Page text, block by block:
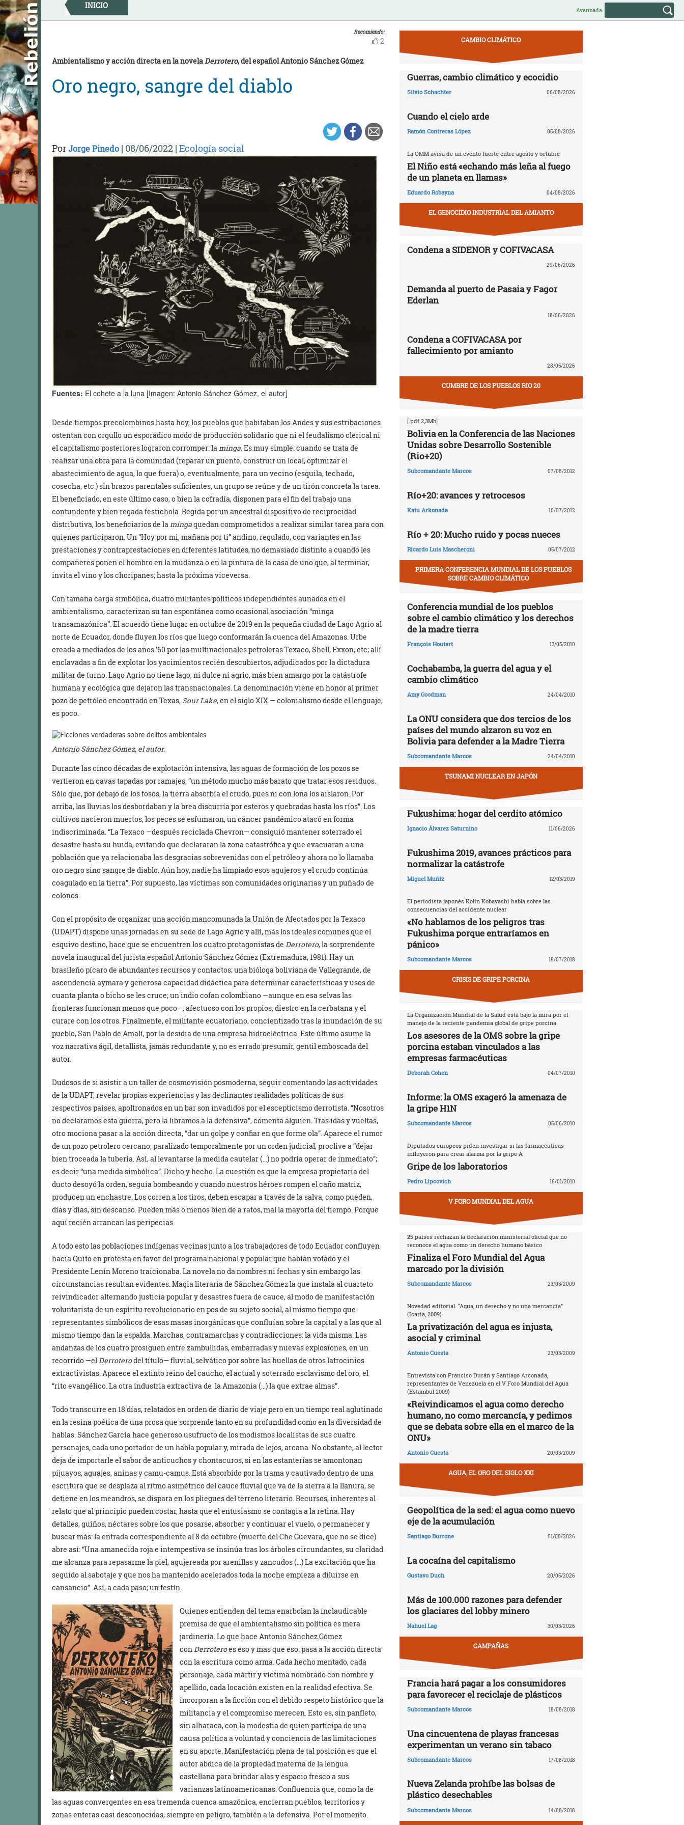
Skip
to
content
INICIO Avanzada
Recomiendo:
2
Ambientalismo y acción directa en la novelaDerrotero, del español Antonio Sánchez Gómez
Oro negro, sangre del diablo
PorJorge Pinedo | 08/06/2022 | Ecología social
Fuentes: El cohete a la luna [Imagen: Antonio Sánchez Gómez, el autor]
Desde tiempos precolombinos hasta hoy, los pueblos que habitaban los Andes y sus estribaciones
ostentan con orgullo un esporádico modo de producción solidario que ni el feudalismo clerical ni
el capitalismo posteriores lograron corromper: laminga. Es muy simple: cuando se trata de
realizar una obra para la comunidad (reparar un puente, construir un local, optimizar el
abastecimiento de agua, lo que fuera) o, eventualmente, para un vecino (esquila, techado,
cosecha, etc.) sin brazos parentales suficientes, un grupo se reúne y de un tirón concreta la tarea.
El beneficiado, en este último caso, o bien la cofradía, disponen para el fin del trabajo una
contundente y bien regada festichola. Regida por un ancestral dispositivo de reciprocidad
distributiva, los beneficiarios de lamingaquedan comprometidos a realizar similar tarea para con
quienes participaron. Un “Hoy por mi, mañana por ti” andino, regulado, con variantes en las
prestaciones y contraprestaciones en diferentes latitudes, no demasiado distinto a cuando les
compañeres ponen el hombro en la mudanza o en la pintura de la casa de uno que, al terminar,
invita el vino y los choripanes; hasta la próxima viceversa.
Con tamaña carga simbólica, cuatro militantes políticos independientes aunados en el
ambientalismo, caracterizan su tan espontánea como ocasional asociación “minga
transamazónica”. El acuerdo tiene lugar en octubre de 2019 en la pequeña ciudad de Lago Agrio al
norte de Ecuador, donde fluyen los ríos que luego conformarán la cuenca del Amazonas. Urbe
creada a mediados de los años ’60 por las multinacionales petroleras Texaco, Shell, Exxon, etc; allí
enclavadas a fin de explotar los yacimientos recién descubiertos, adjudicados por la dictadura
militar de turno. Lago Agrio no tiene lago, ni dulce ni agrio, más bien amargo por la catástrofe
humana y ecológica que dejaron las transnacionales. La denominación viene en honor al primer
pozo de petróleo encontrado en Texas, Sour Lake, en el siglo XIX — colonialismo desde el lenguaje,
es poco.
Antonio Sánchez Gómez, el autor.
Durante las cinco décadas de explotación intensiva, las aguas de formación de los pozos se
vertieron en cavas tapadas por ramajes, “un método mucho más barato que tratar esos residuos.
Sólo que, por debajo de los fosos, la tierra absorbía el crudo, pues ni con lona los aislaron. Por
arriba, las lluvias los desbordaban y la brea discurría por esteros y quebradas hasta los ríos”. Los
cultivos nacieron muertos, los peces se esfumaron, un cáncer pandémico atacó en forma
indiscriminada. “La Texaco —después reciclada Chevron— consiguió mantener soterrado el
desastre hasta su huida, evitando que declararan la zona catastrófica y que evacuaran a una
población que ya relacionaba las desgracias sobrevenidas con el petróleo y ahora no lo llamaba
oro negro sino sangre de diablo. Aún hoy, nadie ha limpiado esos agujeros y el crudo continúa
coagulado en la tierra”. Por supuesto, las víctimas son comunidades originarias y un puñado de
colonos.
Con el propósito de organizar una acción mancomunada la Unión de Afectados por la Texaco
(UDAPT) dispone unas jornadas en su sede de Lago Agrio y allí, más los ideales comunes que el
esquivo destino, hace que se encuentren los cuatro protagonistas de Derrotero, la sorprendente
novela inaugural del jurista español Antonio Sánchez Gómez (Extremadura, 1981). Hay un
brasileño pícaro de abundantes recursos y contactos; una bióloga boliviana de Vallegrande, de
ascendencia aymara y generosa capacidad didáctica para determinar características y usos de
cuanta planta o bicho se les cruce; un indio cofan colombiano —aunque en esa selvas las
fronteras funcionan menos que poco—, afectuoso con los propios, diestro en la cerbatana y el
curare con los otros. Finalmente, el militante ecuatoriano, concientizado tras la inundación de su
pueblo, San Pablo de Amalí, por la desidia de una empresa hidroeléctrica. Este último asume la
voz narrativa ágil, detallista, jamás redundante y, no es errado presumir, gentil emboscada del
autor.
Dudosos de si asistir a un taller de cosmovisión posmoderna, seguir comentando las actividades
de la UDAPT, revelar propias experiencias y las declinantes realidades políticas de sus
respectivos países, apoltronados en un bar son invadidos por el escepticismo derrotista. “Nosotros
no declaramos esta guerra, pero la libramos a la defensiva”, comenta alguien. Tras idas y vueltas,
otro mociona pasar a la acción directa, “dar un golpe y confiar en que forme ola”. Aparece el rumor
de un pozo petrolero cercano, paralizado temporalmente por un orden judicial, proclive a “dejar
bien troceada la tubería. Así, al levantarse la medida cautelar (…) no podría operar de inmediato”;
es decir “una medida simbólica”. Dicho y hecho. La cuestión es que la empresa propietaria del
ducto desoyó la orden, seguía bombeando y cuando nuestros héroes rompen el caño matriz,
producen un enchastre. Los corren a los tiros, deben escapar a través de la salva, como pueden,
días y días, sin descanso. Pueden más o menos bien de a ratos, mal la mayoría del tiempo. Porque
aquí recién arrancan las peripecias.
A todo esto las poblaciones indígenas vecinas junto a los trabajadores de todo Ecuador confluyen
hacia Quito en protesta en favor del programa nacional y popular que habían votado y el
Presidente Lenín Moreno traicionaba. La novela no da nombres ni fechas y sin embargo las
circunstancias resultan evidentes. Magia literaria de Sánchez Gómez la que instala al cuarteto
reivindicador alternando justicia popular y desastres fuera de cauce, al modo de manifestación
voluntarista de un espíritu revolucionario en pos de su sujeto social, al mismo tiempo que
representantes simbólicos de esas masas inorgánicas que confluían sobre la capital y a las que al
mismo tiempo dan la espalda. Marchas, contramarchas y contradicciones: la vida misma. Las
andanzas de los cuatro prosiguen entre zambullidas, embarradas y nuevas explosiones, en un
recorrido —elDerroterodel título— fluvial, selvático por sobre las huellas de otros latrocinios
extractivistas. Aparece el extinto reino del caucho, el actual y soterrado esclavismo del oro, el
“rito evangélico. La otra industria extractiva de la Amazonia (…) la que extrae almas”.
Todo transcurre en 18 días, relatados en orden de diario de viaje pero en un tiempo real aglutinado
en la resina poética de una prosa que sorprende tanto en su profundidad como en la diversidad de
hablas. Sánchez García hace generoso usufructo de los modismos localistas de sus cuatro
personajes, cada uno portador de un habla popular y, mirada de lejos, arcana. No obstante, al lector
deja de importarle el sabor de anticuchos y chontacuros, si en las estanterías se amontonan
pijuayos, aguajes, aninas y camu-camus. Está absorbido por la trama y cautivado dentro de una
escritura que se desplaza al ritmo asimétrico del cauce fluvial que va de la sierra a la llanura, se
detiene en los meandros, se dispara en los pliegues del terreno literario. Recursos, inherentes al
relato que al principio pueden costar, hasta que el entusiasmo se contagia a la retina. Hay
detalles, guiños, néctares sobre los que posarse, absorber y continuar el vuelo, o permanecer y
buscar más: la entrada correspondiente al 8 de octubre (muerte del Che Guevara, que no se dice)
abre así: “Una amanecida roja e intempestiva se insinúa tras los árboles circundantes, su claridad
me alcanza para repasarme la piel, agujereada por arenillas y zancudos (…) La excitación que ha
seguido al sabotaje y que nos ha mantenido acelerados toda la noche empieza a diluirse en
cansancio”. Así, a cada paso; un festín.
Quienes entienden del tema enarbolan la inclaudicable
premisa de que el ambientalismo sin política es mera
jardinería. Lo que hace Antonio Sánchez Gómez
conDerroteroes eso y mas que eso: pasa a la acción directa
con la escritura como arma. Cada hecho mentado, cada
personaje, cada mártir y víctima nombrado con nombre y
apellido, cada locación existen en la realidad efectiva. Se
incorporan a la ficción con el debido respeto histórico que la
militancia y el compromiso merecen. Esto es, sin panfleto,
sin alharaca, con la modestia de quien participa de una
causa política a voluntad y conciencia de las limitaciones
en su aporte. Manifestación plena de tal posición es que el
autor abdica de la propiedad materna de la lengua
castellana para brindar alas y espacio fresco a sus
varianzas latinoamericanas. Confluencia que, como la de
las aguas convergentes en esa tremenda cuenca amazónica, encierran pueblos, territorios y
zonas enteras casi desconocidas, siempre en peligro, también a la defensiva. Por el momento.
CAMBIO CLIMÁTICO
Guerras, cambio climático y ecocidio
Silvio Schachter 06/08/2026
Cuando el cielo arde
Ramón Contreras López 05/08/2026
La OMM avisa de un evento fuerte entre agosto y octubre
El Niño está «echando más leña al fuego
de un planeta en llamas»
Eduardo Robayna 04/08/2026
EL GENOCIDIO INDUSTRIAL DEL AMIANTO
Condena a SIDENOR y COFIVACASA
29/06/2026
Demanda al puerto de Pasaia y Fagor
Ederlan
18/06/2026
Condena a COFIVACASA por
fallecimiento por amianto
28/05/2026
CUMBRE DE LOS PUEBLOS RIO 20
[.pdf 2,3Mb]
Bolivia en la Conferencia de las Naciones
Unidas sobre Desarrollo Sostenible
(Rio+20)
Subcomandante Marcos 07/08/2012
Río+20: avances y retrocesos
Katu Arkonada 10/07/2012
Río + 20: Mucho ruido y pocas nueces
Ricardo Luis Mascheroni 05/07/2012
PRIMERA CONFERENCIA MUNDIAL DE LOS PUEBLOS
SOBRE CAMBIO CLIMÁTICO
Conferencia mundial de los pueblos
sobre el cambio climático y los derechos
de la madre tierra
François Houtart 13/05/2010
Cochabamba, la guerra del agua y el
cambio climático
Amy Goodman 24/04/2010
La ONU considera que dos tercios de los
países del mundo alzaron su voz en
Bolivia para defender a la Madre Tierra
Subcomandante Marcos 24/04/2010
TSUNAMI NUCLEAR EN JAPÓN
Fukushima: hogar del cerdito atómico
Ignacio Álvarez Saturnino 11/06/2026
Fukushima 2019, avances prácticos para
normalizar la catástrofe
Miguel Muñiz 12/03/2019
El periodista japonés Kolin Kobayashi habla sobre las
consecuencias del accidente nuclear
«No hablamos de los peligros tras
Fukushima porque entraríamos en
pánico»
Subcomandante Marcos 18/07/2018
CRISIS DE GRIPE PORCINA
La Organización Mundial de la Salud está bajo la mira por el
manejo de la reciente pandemia global de gripe porcina
Los asesores de la OMS sobre la gripe
porcina estaban vinculados a las
empresas farmacéuticas
Deborah Cohen 04/07/2010
Informe: la OMS exageró la amenaza de
la gripe H1N
Subcomandante Marcos 05/06/2010
Diputados europeos piden investigar si las farmacéuticas
influyeron para crear alarma por la gripe A
Gripe de los laboratorios
Pedro Lipcovich 16/01/2010
V FORO MUNDIAL DEL AGUA
25 países rechazan la declaración ministerial oficial que no
reconoce el agua como un derecho humano básico
Finaliza el Foro Mundial del Agua
marcado por la división
Subcomandante Marcos 23/03/2009
Novedad editorial. “Agua, un derecho y no una mercancía”
(Icaria, 2009)
La privatización del agua es injusta,
asocial y criminal
Antonio Cuesta 23/03/2009
Entrevista con Franciso Durán y Santiago Arconada,
representantes de Venezuela en el V Foro Mundial del Agua
(Estambul 2009)
«Reivindicamos el agua como derecho
humano, no como mercancía, y pedimos
que se debata sobre ella en el marco de la
ONU»
Antonio Cuesta 20/03/2009
AGUA, EL ORO DEL SIGLO XXI
Geopolítica de la sed: el agua como nuevo
eje de la acumulación
Santiago Burrone 01/08/2026
La cocaína del capitalismo
Gustavo Duch 20/05/2026
Más de 100.000 razones para defender
los glaciares del lobby minero
Nahuel Lag 30/03/2026
CAMPAÑAS
Francia hará pagar a los consumidores
para favorecer el reciclaje de plásticos
Subcomandante Marcos 18/08/2018
Una cincuentena de playas francesas
experimentan un verano sin tabaco
Subcomandante Marcos 17/08/2018
Nueva Zelanda prohíbe las bolsas de
plástico desechables
Subcomandante Marcos 14/08/2018